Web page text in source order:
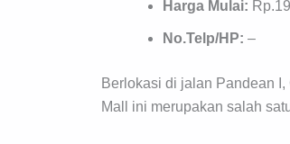
Harga Mulai:
No.Telp/HP: –
Berlokasi di jalan Pandean
Mall ini merupakan salah